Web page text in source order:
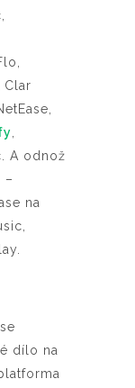
, Clar
A odnož
–
na
dílo na